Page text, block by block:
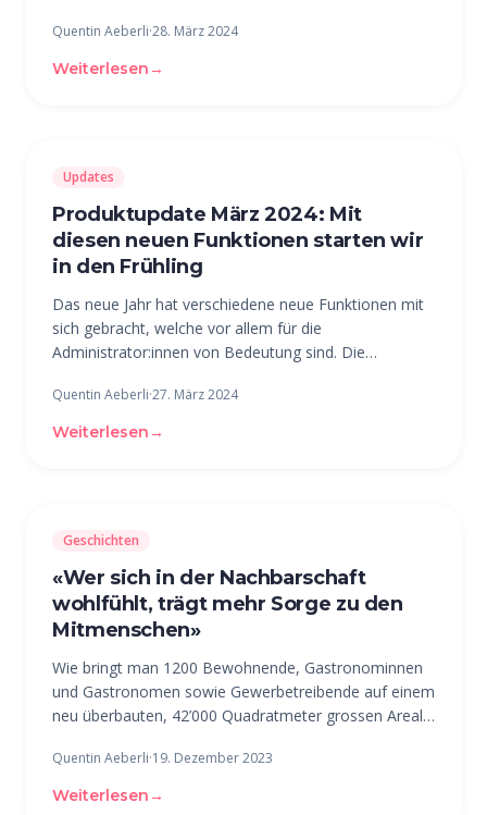
also Sinn, auch in Vereinen. Oft fehlt es in
ehrenamtlich geführten
Quentin Aeberli·28. März 2024
Weiterlesen →
Updates
Produktupdate März 2024: Mit
diesen neuen Funktionen starten wir
in den Frühling
Das neue Jahr hat verschiedene neue Funktionen mit
sich gebracht, welche vor allem für die
Administrator:innen von Bedeutung sind. Die
ebenfalls auf geplante Optimierungen freuen. Beiträge
verbergen Administratorinnen und
Quentin Aeberli·27. März 2024
Weiterlesen →
Geschichten
«Wer sich in der Nachbarschaft
wohlfühlt, trägt mehr Sorge zu den
Mitmenschen»
Wie bringt man 1200 Bewohnende, Gastronominnen
und Gastronomen sowie Gewerbetreibende auf einem
neu überbauten, 42’000 Quadratmeter grossen Areal
Quartier zu fühlen? Diese Frage beantwortet das Glasi
Quartier in Bülach Zürich.
Quentin Aeberli·19. Dezember 2023
Weiterlesen →